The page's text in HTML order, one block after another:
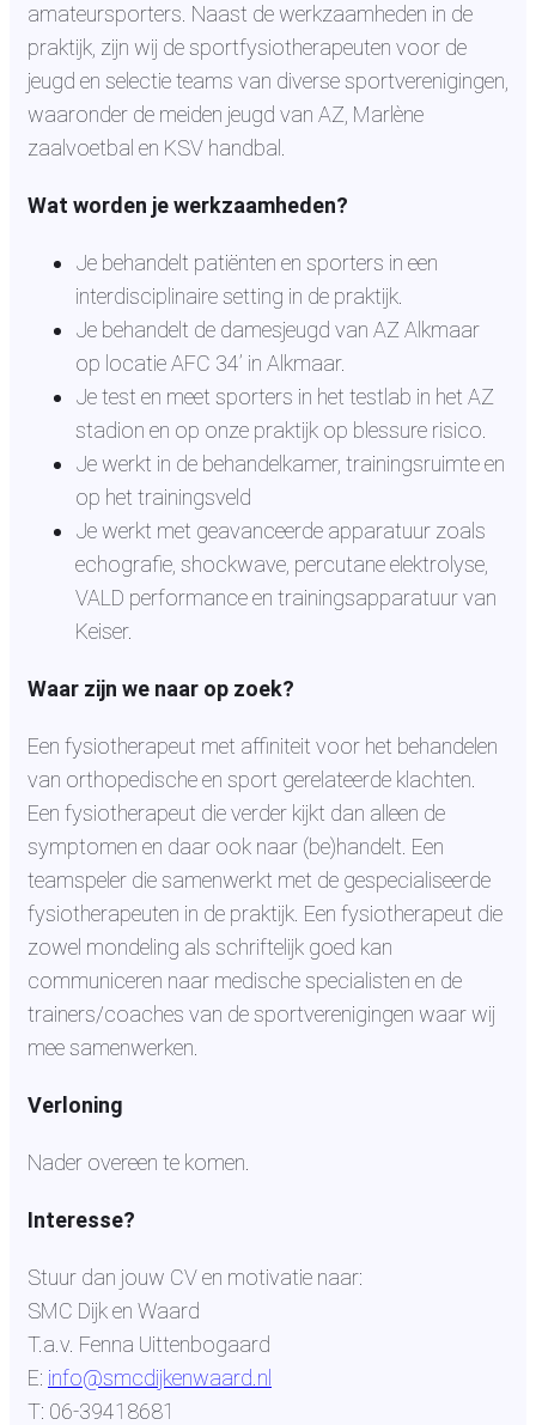
amateursporters. Naast de werkzaamheden in de
praktijk, zijn wij de sportfysiotherapeuten voor de
jeugd en selectie teams van diverse sportverenigingen,
waaronder de meiden jeugd van AZ, Marlène
zaalvoetbal en KSV handbal.
Wat worden je werkzaamheden?
Je behandelt patiënten en sporters in een
interdisciplinaire setting in de praktijk.
Je behandelt de damesjeugd van AZ Alkmaar
op locatie AFC 34’ in Alkmaar.
Je test en meet sporters in het testlab in het AZ
stadion en op onze praktijk op blessure risico.
Je werkt in de behandelkamer, trainingsruimte en
op het trainingsveld
Je werkt met geavanceerde apparatuur zoals
echografie, shockwave, percutane elektrolyse,
VALD performance en trainingsapparatuur van
Keiser.
Waar zijn we naar op zoek?
Een fysiotherapeut met affiniteit voor het behandelen
van orthopedische en sport gerelateerde klachten.
Een fysiotherapeut die verder kijkt dan alleen de
symptomen en daar ook naar (be)handelt. Een
teamspeler die samenwerkt met de gespecialiseerde
fysiotherapeuten in de praktijk. Een fysiotherapeut die
zowel mondeling als schriftelijk goed kan
communiceren naar medische specialisten en de
trainers/coaches van de sportverenigingen waar wij
mee samenwerken.
Verloning
Nader overeen te komen.
Interesse?
Stuur dan jouw CV en motivatie naar:
SMC Dijk en Waard
T.a.v. Fenna Uittenbogaard
E: info@smcdijkenwaard.nl
T: 06-39418681